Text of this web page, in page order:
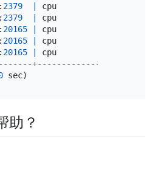
: 2379 cpu
: 2379 cpu
: 20165 cpu
: 20165 cpu
: 20165 cpu
+-------------
助？